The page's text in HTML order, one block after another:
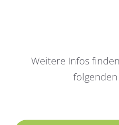
Weitere Infos
folgenden